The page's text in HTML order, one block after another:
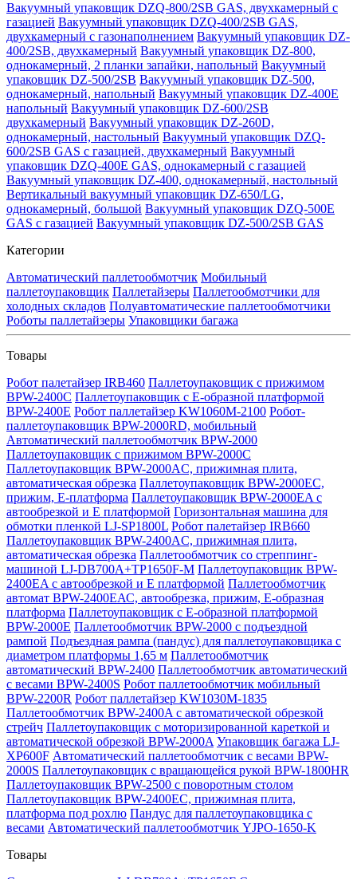
Вакуумный упаковщик DZQ-800/2SB GAS, двухкамерный с
газацией Вакуумный упаковщик DZQ-400/2SB GAS,
двухкамерный с газонаполнением Вакуумный упаковщик DZ-
400/2SB, двухкамерный Вакуумный упаковщик DZ-800,
однокамерный, 2 планки запайки, напольный Вакуумный
упаковщик DZ-500/2SB Вакуумный упаковщик DZ-500,
однокамерный, напольный Вакуумный упаковщик DZ-400E
напольный Вакуумный упаковщик DZ-600/2SB
двухкамерный Вакуумный упаковщик DZ-260D,
однокамерный, настольный Вакуумный упаковщик DZQ-
600/2SB GAS с газацией, двухкамерный Вакуумный
упаковщик DZQ-400E GAS, однокамерный с газацией
Вакуумный упаковщик DZ-400, однокамерный, настольный
Вертикальный вакуумный упаковщик DZ-650/LG,
однокамерный, большой Вакуумный упаковщик DZQ-500E
GAS с газацией Вакуумный упаковщик DZ-500/2SB GAS
Категории
Автоматический паллетообмотчик Мобильный
паллетоупаковщик Паллетайзеры Паллетообмотчики для
холодных складов Полуавтоматические паллетообмотчики
Роботы паллетайзеры Упаковщики багажа
Товары
Робот палетайзер IRB460 Паллетоупаковщик с прижимом
BPW-2400C Паллетоупаковщик с Е-образной платформой
BPW-2400E Робот паллетайзер KW1060M-2100 Робот-
паллетоупаковщик BPW-2000RD, мобильный
Автоматический паллетообмотчик BPW-2000
Паллетоупаковщик с прижимом BPW-2000C
Паллетоупаковщик BPW-2000AC, прижимная плита,
автоматическая обрезка Паллетоупаковщик BPW-2000EC,
прижим, Е-платформа Паллетоупаковщик BPW-2000EA с
автообрезкой и Е платформой Горизонтальная машина для
обмотки пленкой LJ-SP1800L Робот палетайзер IRB660
Паллетоупаковщик BPW-2400AC, прижимная плита,
автоматическая обрезка Паллетообмотчик со стреппинг-
машиной LJ-DB700A+TP1650F-M Паллетоупаковщик BPW-
2400EA с автообрезкой и Е платформой Паллетообмотчик
автомат BPW-2400ЕАС, автообрезка, прижим, Е-образная
платформа Паллетоупаковщик с Е-образной платформой
BPW-2000E Паллетообмотчик BPW-2000 с подъездной
рампой Подъездная рампа (пандус) для паллетоупаковщика с
диаметром платформы 1,65 м Паллетообмотчик
автоматический BPW-2400 Паллетообмотчик автоматический
с весами BPW-2400S Робот паллетообмотчик мобильный
BPW-2200R Робот паллетайзер KW1030M-1835
Паллетообмотчик BPW-2400A с автоматической обрезкой
стрейч Паллетоупаковщик с моторизированной кареткой и
автоматической обрезкой BPW-2000A Упаковщик багажа LJ-
XP600F Автоматический паллетообмотчик с весами BPW-
2000S Паллетоупаковщик с вращающейся рукой BPW-1800HR
Паллетоупаковщик BPW-2500 с поворотным столом
Паллетоупаковщик BPW-2400EC, прижимная плита,
платформа под рохлю Пандус для паллетоупаковщика с
весами Автоматический паллетообмотчик YJPO-1650-K
Товары